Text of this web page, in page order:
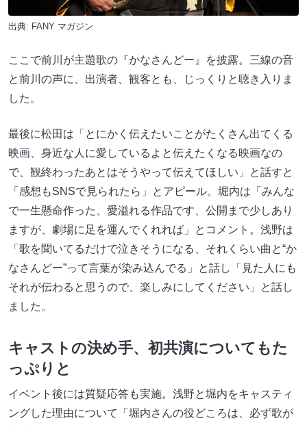
出典: FANY マガジン
ここで前川が主題歌の『かなさんどー』を披露。三線の音
と前川の声に、出演者、観客とも、じっくりと聴き入りま
した。
最後に松田は「とにかく伝えたいことがたくさん出てくる
映画、身近な人に愛しているよと伝えたくなる映画なの
で、観終わったあとはそうやって伝えてほしい」と話すと
「感想もSNSで見られたら」とアピール。堀内は「みんな
で一生懸命作った、愛溢れる作品です、公開まで少しあり
ますが、劇場に足を運んでくれれば」とコメント。浅野は
「歌を聞いてるだけで泣きそうになる、それくらい曲と“か
なさんどー”って言葉が染み込んでる」と話し「見た人にも
それが伝わると思うので、楽しみにしてください」と話し
ました。
キャストの決め手、初共演についてもた
っぷりと
イベント後には質疑応答も実施。浅野と堀内をキャスティ
ングした理由について「堀内さんの役どころは、必ず歌が